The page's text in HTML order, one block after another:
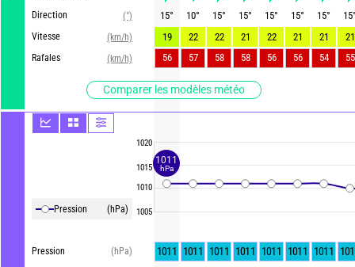
Direction
(°)
Vitesse
(km/h)
Rafales
(km/h)
Comparer les modèles météo
Pression (hPa)
Pression (hPa)
1020
1015
1010
1005
15° 10° 15° 15° 15° 15° 15° 15
19
22 22 21 22 21 21
21
56
57 58 58 56 56 54 55
1011 1011 1011 1011 1011 1011 1011
1011
hPa